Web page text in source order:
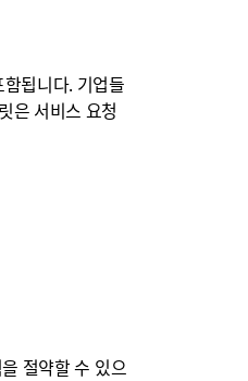
됩니다. 기업들
은 서비스 요청
절약할 수 있으